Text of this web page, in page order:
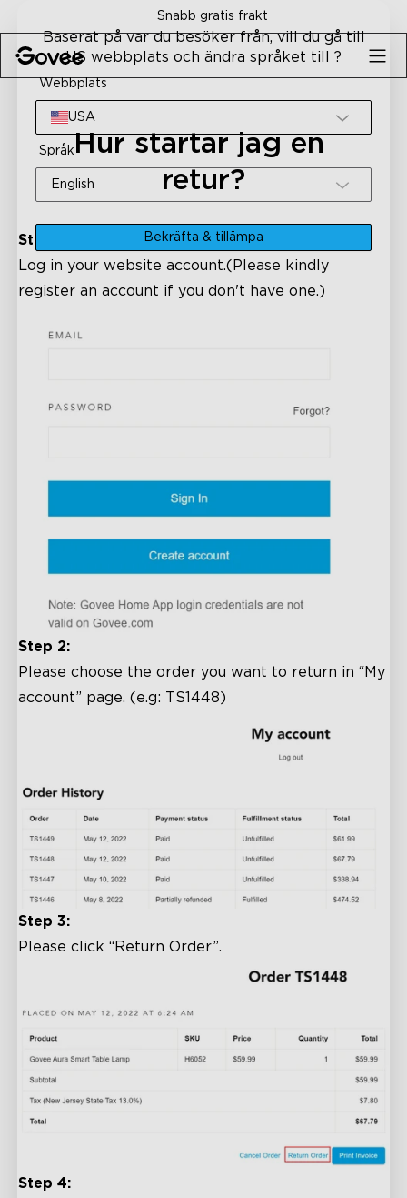
Snabb gratis frakt
Hur startar jag en
retur?
Step 1:
Log in your website account.( Please kindly
register an account if you don't have one.)
Step 2:
Please choose the order you want to return in “My
account” page. (e.g: TS1448)
Step 3:
Please click “Return Order”.
Step 4:
Baserat på var du besöker från, vill du gå till
US webbplats och ändra språket till ?
Webbplats
USA
Språk
English
Bekräfta & tillämpa